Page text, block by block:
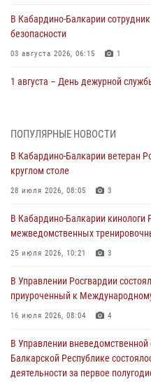
В Кабардино‑Балкарии
безопасности
03 августа 2026, 06:15 1
1 августа – День дежурной
мировой войне 1914-1918 годов
01 августа 2026, 07:30
поздравил специалистов
праздником
01 августа 2026, 00:10
Росгвардия обеспечивает
направлении
31 июля 2026, 09:22
Состоялась рабочая встреча
генерала армии Виктора
представителя Президента
ПОПУЛЯРНЫЕ НОВОСТИ
В Кабардино-Балкарии ветеран
круглом столе
28 июля 2026, 08:05 3
В Кабардино-Балкарии кинологи
межведомственных
25 июля 2026, 10:21 3
В Управлении Росгвардии
приуроченный к
16 июля 2026, 08:04 4
В Управлении
Балкарской Республике
деятельности за первое